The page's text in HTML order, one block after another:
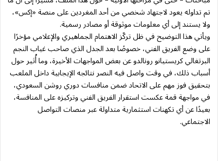
تم تداوله يعود لاجتهاد شخصي من أحد المغردين على منصة «إكس»،
ولا يستند إلى أي معلومات موثوقة أو مصادر رسمية.
ويأتي هذا التوضيح في ظل تركّز الاهتمام الجماهيري والإعلامي مؤخرًا
على وضع الفريق الفني، خصوصًا بعد الجدل الذي صاحب غياب النجم
البرتغالي كريستيانو رونالدو عن بعض المواجهات الأخيرة، وما أُثير حول
أسباب ذلك، في وقت واصل فيه النصر نتائجه الإيجابية داخل الملعب
بتحقيق فوز مهم على الاتحاد ضمن منافسات دوري روشن السعودي،
في مواجهة قمة عكست استقرار الفريق الفني وتركيزه على المنافسة،
بعيدًا عن أي تكهنات استثمارية متداولة عبر منصات التواصل
الاجتماعي.